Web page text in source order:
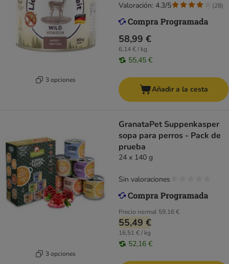
3 opciones
58,99 €
6,14 € / kg
55,45 €
Valoración: 4.3/5 (28)
Añadir a la cesta
3 opciones
GranataPet Suppenkasper
sopa para perros - Pack de
prueba
24 x 140 g
Precio normal 59,16 €
55,49 €
16,51 € / kg
52,16 €
Sin valoraciones